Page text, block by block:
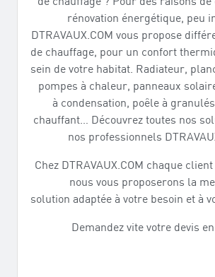
rénovation énergétique, peu
DTRAVAUX.COM vous propose
de chauffage, pour un confort
sein de votre habitat. Radiateur,
pompes à chaleur, panneaux
à condensation, poêle à
chauffant… Découvrez toutes nos
nos professionnels
Chez DTRAVAUX.COM chaque
nous vous proposerons la
solution adaptée à votre besoin et à
Demandez vite votre devis